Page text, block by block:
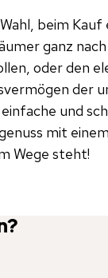
beim
ganz
oder den
der
und
mit
Wege steht!